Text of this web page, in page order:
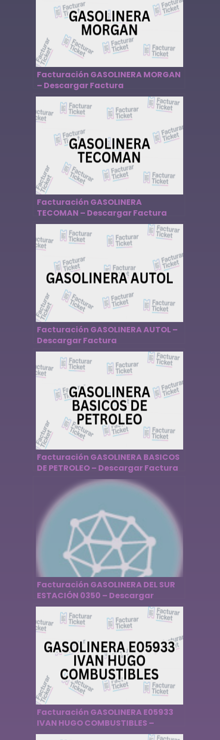
Facturación GASOLINERA MORGAN
– Descargar Factura
Facturación GASOLINERA
TECOMAN – Descargar Factura
Facturación GASOLINERA AUTOL –
Descargar Factura
Facturación GASOLINERA BASICOS
DE PETROLEO – Descargar Factura
Facturación GASOLINERA DEL SUR
ESTACIÓN 0350 – Descargar
Factura
Facturación GASOLINERA E05933
IVAN HUGO COMBUSTIBLES –
Descargar Factura